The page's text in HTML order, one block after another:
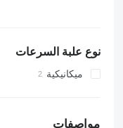
نوع علبة السرعات
ميكانيكية
مواصفات